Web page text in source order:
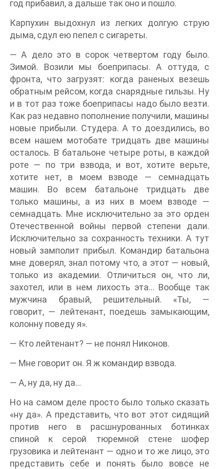
год прибавил, а дальше так оно и пошло.
Карпухин выдохнул из легких долгую струю
дыма, сдул ею пепел с сигареты.
— А дело это в сорок четвертом году было.
Зимой. Возили мы боеприпасы. А оттуда, с
фронта, что загрузят: когда раненых везешь
обратным рейсом, когда снарядные гильзы. Ну
и в тот раз тоже боеприпасы надо было везти.
Как раз недавно пополнение получили, машины
новые прибыли. Студера. А то доездились, во
всем нашем мотобате тридцать две машины
осталось. В батальоне четыре роты, в каждой
роте — по три взвода, и вот, хотите верьте,
хотите нет, в моем взводе — семнадцать
машин. Во всем батальоне тридцать две
только машины, а из них в моем взводе —
семнадцать. Мне исключительно за это орден
Отечественной войны первой степени дали.
Исключительно за сохранность техники. А тут
новый замполит прибыл. Командир батальона
мне доверял, знал потому что, а этот — новый,
только из академии. Отличиться он, что ли,
захотел, или в нем лихость эта… Вообще так
мужчина бравый, решительный. «Ты, —
говорит, — лейтенант, поедешь замыкающим,
колонну поведу я».
— Кто лейтенант? — не понял Никонов.
— Мне говорит он. Я ж командир взвода.
— А, ну да, ну да…
Но на самом деле просто было только сказать
«ну да». А представить, что вот этот сидящий
против него в расшнурованных ботинках
спиной к серой тюремной стене шофер
грузовика и лейтенант — одно и то же лицо, это
представить себе и понять было вовсе не